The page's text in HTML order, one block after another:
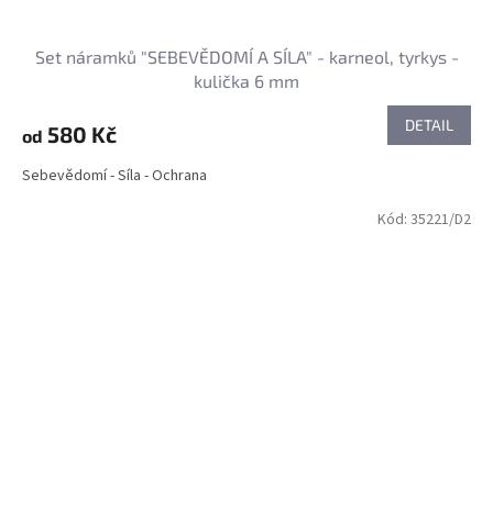
Set náramků "SEBEVĚDOMÍ A SÍLA" - karneol, tyrkys -
kulička 6 mm
od 580 Kč DETAIL
Sebevědomí - Síla - Ochrana
Kód: 35221/D2